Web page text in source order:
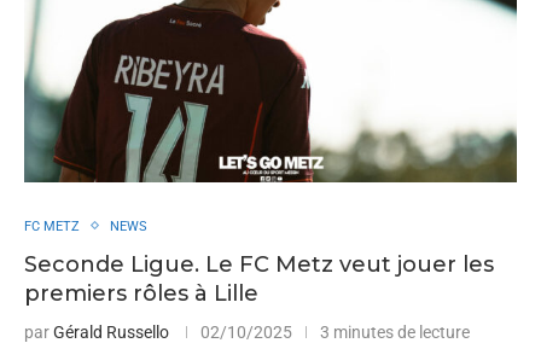
FC METZ NEWS
Seconde Ligue. Le FC Metz veut jouer les
premiers rôles à Lille
parGérald Russello 02/10/2025 3 minutes de lecture